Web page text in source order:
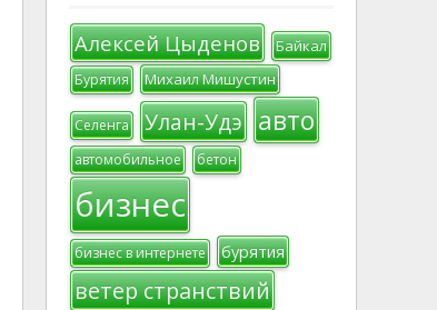
Алексей Цыденов Байкал
Бурятия Михаил Мишустин
Селенга Улан-Удэ авто
автомобильное бетон
бизнес
бизнес в интернете бурятия
ветер странствий